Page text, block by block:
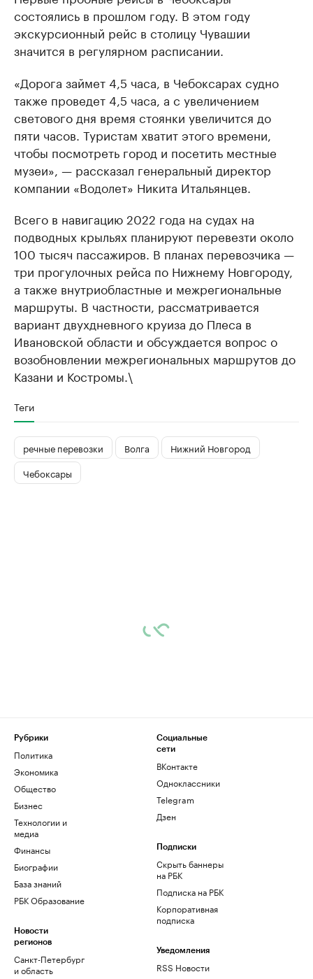
состоялись в прошлом году. В этом году
экскурсионный рейс в столицу Чувашии
значится в регулярном расписании.
«Дорога займет 4,5 часа, в Чебоксарах судно
также проведет 4,5 часа, а с увеличением
светового дня время стоянки увеличится до
пяти часов. Туристам хватит этого времени,
чтобы посмотреть город и посетить местные
музеи», — рассказал генеральный директор
компании «Водолет» Никита Итальянцев.
Всего в навигацию 2022 года на судах на
подводных крыльях планируют перевезти около
100 тысяч пассажиров. В планах перевозчика —
три прогулочных рейса по Нижнему Новгороду,
а также внутриобластные и межрегиональные
маршруты. В частности, рассматривается
вариант двухдневного круиза до Плеса в
Ивановской области и обсуждается вопрос о
возобновлении межрегиональных маршрутов до
Казани и Костромы.\
Теги
речные перевозки Волга
Нижний Новгород
Чебоксары
Рубрики
Политика
Экономика
Общество
Бизнес
Технологии и
медиа
Финансы
Биографии
База знаний
РБК Образование
Новости
регионов
Санкт-Петербург
и область
Социальные
сети
ВКонтакте
Одноклассники
Telegram
Дзен
Подписки
Скрыть баннеры
на РБК
Подписка на РБК
Корпоративная
подписка
Уведомления
RSS Новости